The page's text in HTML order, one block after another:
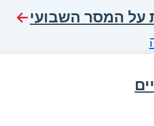
על המסר השבועי